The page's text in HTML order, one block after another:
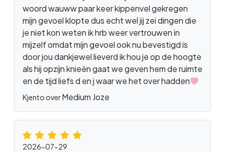
woord wauww paar keer kippenvel gekregen
mijn gevoel klopte dus echt wel jij zei dingen die
je niet kon weten ik hrb weer vertrouwen in
mijzelf omdat mijn gevoel ook nu bevestigd is
door jou dankjewel lieverd ik hou je op de hoogte
als hij opzijn knieën gaat we geven hem de ruimte
en de tijd liefs d en j waar we het over hadden
Kjento overMedium Joze
2026-07-29